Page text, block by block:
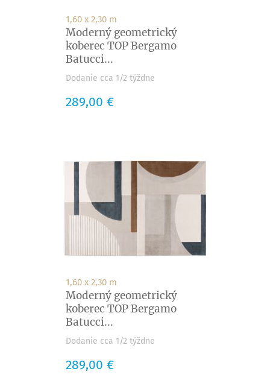
1,60 x 2,30 m
Moderný geometrický
koberec TOP Bergamo
Batucci...
Dodanie cca 1/2 týždne
Cena
289,00 €
1,60 x 2,30 m
Moderný geometrický
koberec TOP Bergamo
Batucci...
Dodanie cca 1/2 týždne
Cena
289,00 €